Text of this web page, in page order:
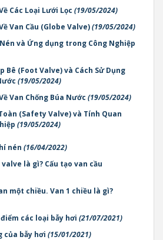
Các Loại Lưới Lọc (19/05/2024)
Van Cầu (Globe Valve)(19/05/2024)
và Ứng dụng trong Công Nghiệp
Bê (Foot Valve) và Cách Sử Dụng
(19/05/2024)
Van Chống Búa Nước (19/05/2024)
(Safety Valve) và Tính Quan
(19/05/2024)
nén (16/04/2022)
là gì? Cấu tạo van cầu
một chiều. Van 1 chiều là gì?
các loại bẫy hơi (21/07/2021)
của bẫy hơi (15/01/2021)